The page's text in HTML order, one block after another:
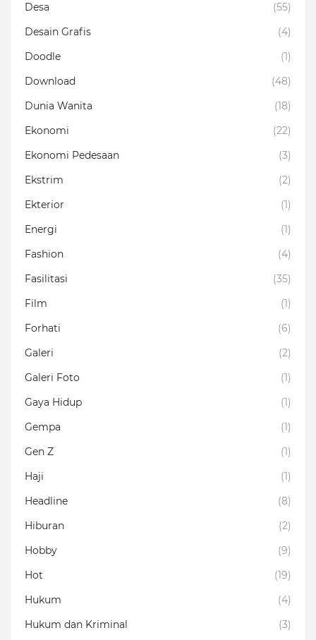
Desa
(55)
Desain Grafis
(4)
Doodle
(1)
Download
(48)
Dunia Wanita
(18)
Ekonomi
(22)
Ekonomi Pedesaan
(3)
Ekstrim
(2)
Ekterior
(1)
Energi
(1)
Fashion
(4)
Fasilitasi
(35)
Film
(1)
Forhati
(6)
Galeri
(2)
Galeri Foto
(1)
Gaya Hidup
(1)
Gempa
(1)
Gen Z
(1)
Haji
(1)
Headline
(8)
Hiburan
(2)
Hobby
(9)
Hot
(19)
Hukum
(4)
Hukum dan Kriminal
(3)